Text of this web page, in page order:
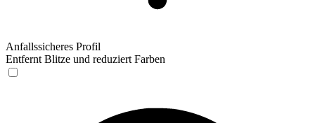
Anfallssicheres Profil
Entfernt Blitze und reduziert Farben